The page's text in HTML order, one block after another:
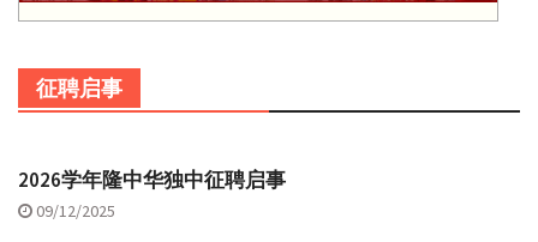
征聘启事
2026学年隆中华独中征聘启事
09/12/2025